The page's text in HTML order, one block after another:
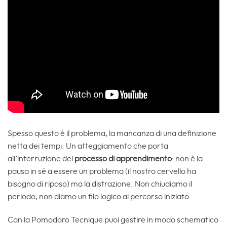
Spesso questo è il problema, la mancanza di una definizione
netta dei tempi. Un atteggiamento che porta
all’interruzione del processo di apprendimento: non è la
pausa in sé a essere un problema (il nostro cervello ha
bisogno di riposo) ma la distrazione. Non chiudiamo il
periodo, non diamo un filo logico al percorso iniziato.
Con la Pomodoro Tecnique puoi gestire in modo schematico